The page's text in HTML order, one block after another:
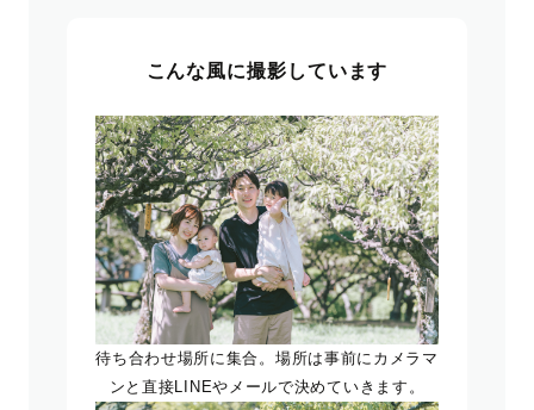
こんな風に撮影しています
待ち合わせ場所に集合。場所は事前にカメラマ
ンと直接LINEやメールで決めていきます。